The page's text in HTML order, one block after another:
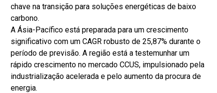
chave na transição para soluções energéticas de baixo
carbono.
A Ásia-Pacífico está preparada para um crescimento
significativo com um CAGR robusto de 25,87% durante o
período de previsão. A região está a testemunhar um
rápido crescimento no mercado CCUS, impulsionado pela
industrialização acelerada e pelo aumento da procura de
energia.